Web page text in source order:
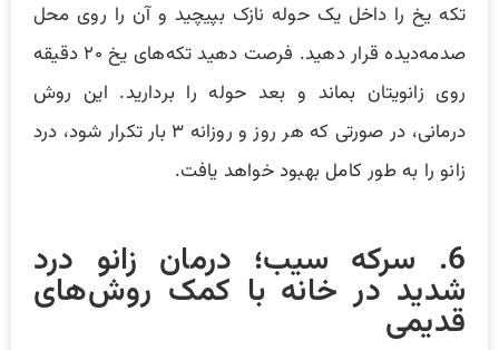
تکه یخ را داخل یک حوله نازک بپیچید و آن را روی محل
صدمه‌دیده قرار دهید. فرصت دهید تکه‌های یخ ۲۰ دقیقه
روی زانویتان بماند و بعد حوله را بردارید. این روش
درمانی، در صورتی که هر روز و روزانه ۳ بار تکرار شود، درد
زانو را به طور کامل بهبود خواهد یافت.
6. سرکه سیب؛ درمان زانو درد
شدید در خانه با کمک روش‌‎های
قدیمی